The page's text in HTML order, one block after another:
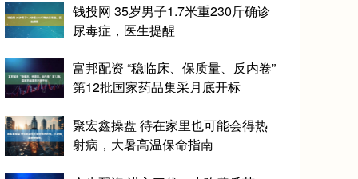
钱投网 35岁男子1.7米重230斤确诊
尿毒症，医生提醒
富邦配资 “稳临床、保质量、反内卷”
第12批国家药品集采月底开标
聚宏鑫操盘 待在家里也可能会得热
射病，大暑高温保命指南